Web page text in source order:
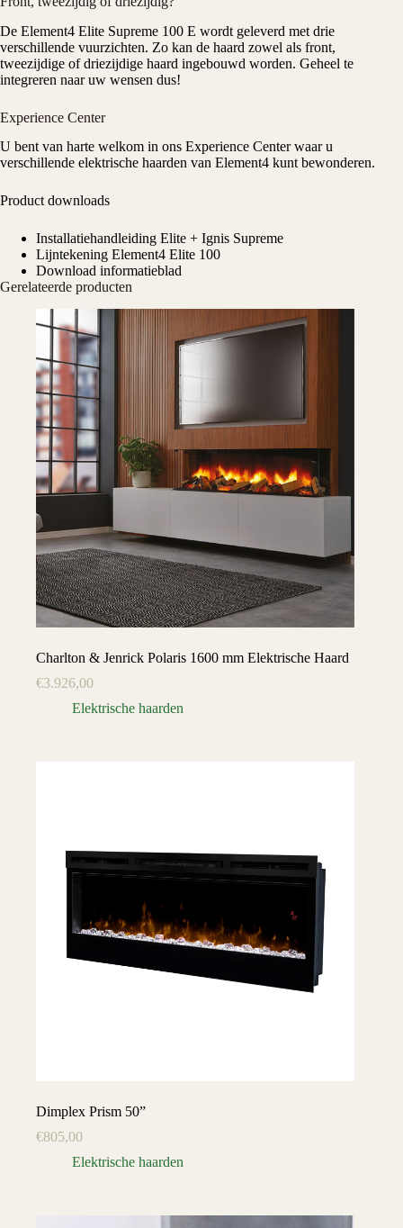
De Element4 Elite Supreme 100 E wordt geleverd met drie
verschillende vuurzichten. Zo kan de haard zowel als front,
tweezijdige of driezijdige haard ingebouwd worden. Geheel te
integreren naar uw wensen dus!
Experience Center
U bent van harte welkom in ons Experience Centerwaar u
verschillende elektrische haarden van Element4 kunt bewonderen.
Product downloads
Installatiehandleiding Elite + Ignis Supreme
Lijntekening Element4 Elite 100
Download informatieblad
Gerelateerde producten
Charlton & Jenrick Polaris 1600 mm Elektrische Haard
€3.926,00
Elektrische haarden
Dimplex Prism 50”
€805,00
Elektrische haarden